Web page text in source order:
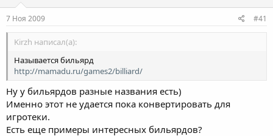
ы
7 Ноя 2009 #41
Kirzh написал(а):
Называется бильярд
http://mamadu.ru/games2/billiard/
Ну у бильярдов разные названия есть)
Именно этот не удается пока конвертировать для
игротеки.
Есть еще примеры интересных бильярдов?